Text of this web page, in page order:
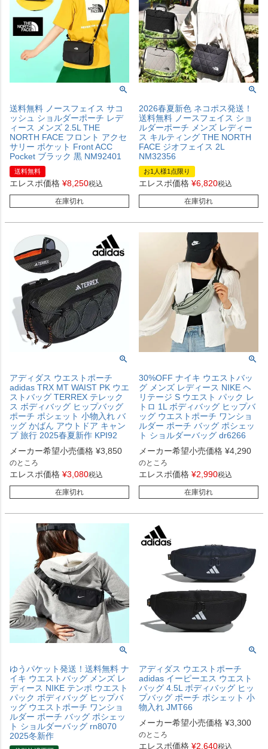
送料無料 ノースフェイス サコ
ッシュ ショルダーポーチ レデ
ィース メンズ 2.5L THE
NORTH FACE フロント アクセ
サリー ポケット Front ACC
Pocket ブラック 黒 NM92401
送料無料
エレスポ価格 ¥8,250税込
在庫切れ
2026春夏新色 ネコポス発送！
送料無料 ノースフェイス ショ
ルダーポーチ メンズ レディー
ス キルティング THE NORTH
FACE ジオフェイス 2L
NM32356
お1人様1点限り
エレスポ価格 ¥6,820税込
在庫切れ
アディダス ウエストポーチ
adidas TRX MT WAIST PK ウエ
ストバッグ TERREX テレック
ス ボディバッグ ヒップバッグ
ポーチ ポシェット 小物入れ バ
ッグ かばん アウトドア キャン
プ 旅行 2025春夏新作 KPI92
メーカー希望小売価格 ¥3,850
のところ
エレスポ価格 ¥3,080税込
在庫切れ
30%OFF ナイキ ウエストバッ
グ メンズ レディース NIKE ヘ
リテージ S ウエスト パック レ
トロ 1L ボディバッグ ヒップバ
ッグ ウエストポーチ ワンショ
ルダー ポーチ バッグ ポシェッ
ト ショルダーバッグ dr6266
メーカー希望小売価格 ¥4,290
のところ
エレスポ価格 ¥2,990税込
在庫切れ
ゆうパケット発送！送料無料 ナ
イキ ウエストバッグ メンズ レ
ディース NIKE テンポ ウエスト
パック ボディバッグ ヒップバ
ッグ ウエストポーチ ワンショ
ルダー ポーチ バッグ ポシェッ
ト ショルダーバッグ rn8070
2025冬新作
アディダス ウエストポーチ
adidas イーピーエス ウエスト
バッグ 4.5L ボディバッグ ヒッ
プバッグ ポーチ ポシェット 小
物入れ JMT66
メーカー希望小売価格 ¥3,300
のところ
エレスポ価格 ¥2,640税込